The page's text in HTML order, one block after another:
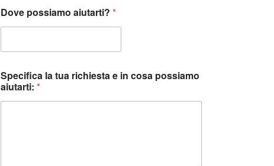
n
i
c
r
c
h
Dove possiamo aiutarti?*
Specifica la tua richiesta e in cosa possiamo
aiutarti:*